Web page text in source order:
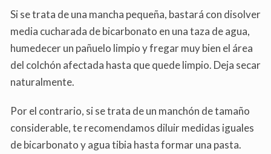
Si se trata de una mancha pequeña, bastará con disolver
media cucharada de bicarbonato en una taza de agua,
humedecer un pañuelo limpio y fregar muy bien el área
del colchón afectada hasta que quede limpio. Deja secar
naturalmente.
Por el contrario, si se trata de un manchón de tamaño
considerable, te recomendamos diluir medidas iguales
de bicarbonato y agua tibia hasta formar una pasta.